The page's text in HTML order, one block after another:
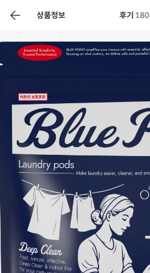
상품정보 후기 180
농축산물할인 찬들마루 주문/배송